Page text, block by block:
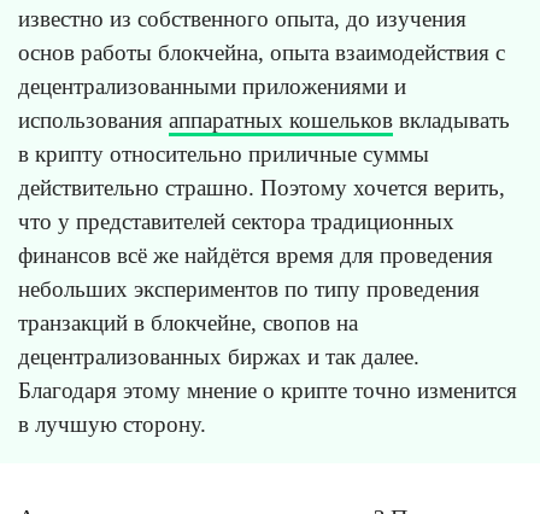
известно из собственного опыта, до изучения
основ работы блокчейна, опыта взаимодействия с
децентрализованными приложениями и
использования аппаратных кошельков вкладывать
в крипту относительно приличные суммы
действительно страшно. Поэтому хочется верить,
что у представителей сектора традиционных
финансов всё же найдётся время для проведения
небольших экспериментов по типу проведения
транзакций в блокчейне, свопов на
децентрализованных биржах и так далее.
Благодаря этому мнение о крипте точно изменится
в лучшую сторону.